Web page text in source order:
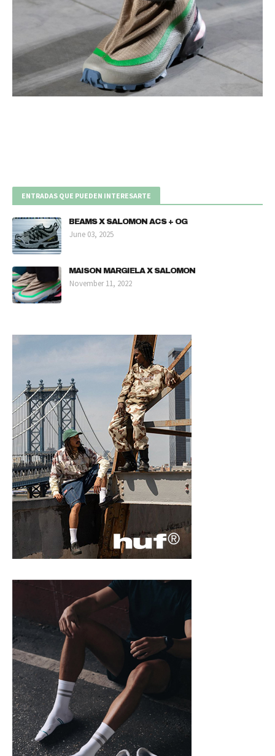
ENTRADAS QUE PUEDEN INTERESARTE
BEAMS X SALOMON ACS + OG
June 03, 2025
MAISON MARGIELA X SALOMON
November 11, 2022